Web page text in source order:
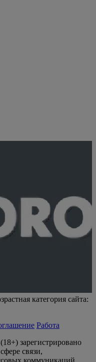
категория сайта:
Работа
зарегистрировано
связи,
коммуникаций